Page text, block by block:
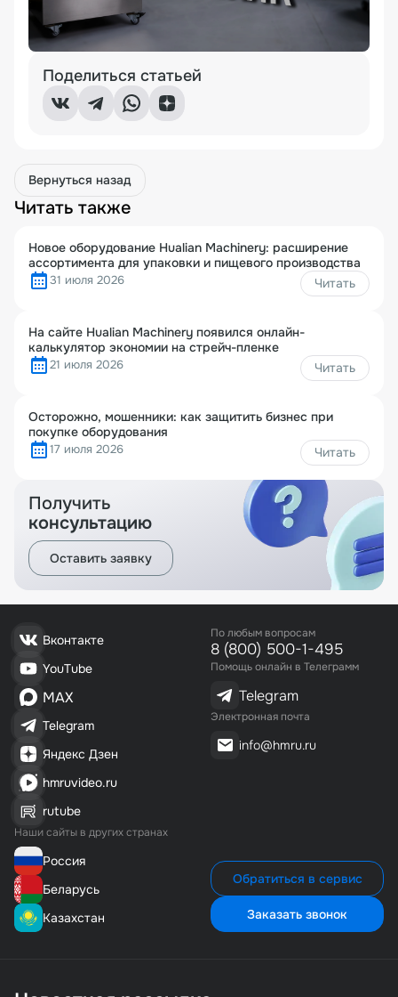
Поделиться статьей
Вернуться назад
Читать также
Новое оборудование Hualian Machinery: расширение
ассортимента для упаковки и пищевого производства
31 июля 2026 Читать
На сайте Hualian Machinery появился онлайн-
калькулятор экономии на стрейч-пленке
21 июля 2026 Читать
Осторожно, мошенники: как защитить бизнес при
покупке оборудования
17 июля 2026 Читать
Получить
консультацию
Оставить заявку
Вконтакте
YouTube
MAX
Telegram
Яндекс Дзен
hmruvideo.ru
rutube
Наши сайты в других странах
Россия
Беларусь
Казахстан
По любым вопросам
8 (800) 500-1-495
Помощь онлайн в Телеграмм
Telegram
Электронная почта
info@hmru.ru
Обратиться в сервис
Заказать звонок